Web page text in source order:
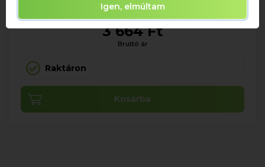
3 664 Ft
Bruttó ár
Raktáron
Kosárba
Igen, elmúltam